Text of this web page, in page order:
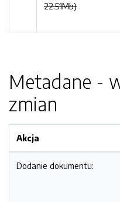
22.51Mb)
Metadane -
zmian
Akcja
Dodanie dokumentu: